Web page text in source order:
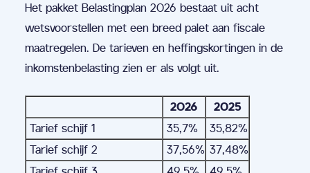
Het pakket Belastingplan 2026 bestaat uit acht
wetsvoorstellen met een breed palet aan fiscale
maatregelen. De tarieven en heffingskortingen in de
inkomstenbelasting zien er als volgt uit.
2026
2025
Tarief schijf 1
35,7%
35,82%
Tarief schijf 2
37,56% 37,48%